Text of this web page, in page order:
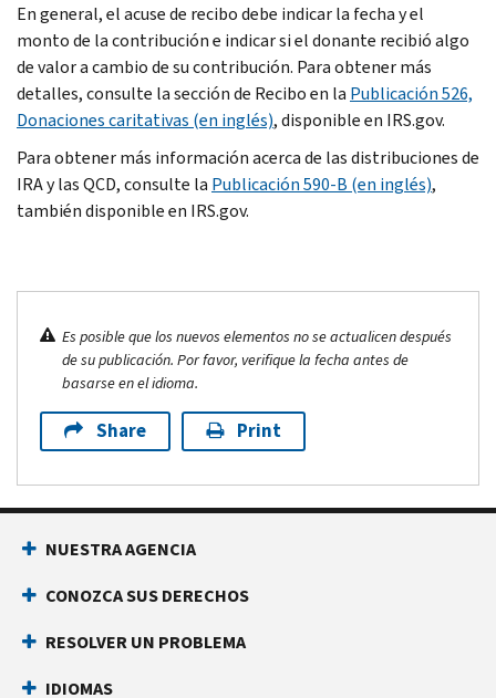
En general, el acuse de recibo debe indicar la fecha y el
monto de la contribución e indicar si el donante recibió algo
de valor a cambio de su contribución. Para obtener más
detalles, consulte la sección de Recibo en la Publicación 526,
Donaciones caritativas (en inglés), disponible en IRS.gov.
Para obtener más información acerca de las distribuciones de
IRA y las QCD, consulte la Publicación 590-B (en inglés),
también disponible en IRS.gov.
Es posible que los nuevos elementos no se actualicen después
de su publicación. Por favor, verifique la fecha antes de
basarse en el idioma.
Share Print
NUESTRA AGENCIA
CONOZCA SUS DERECHOS
RESOLVER UN PROBLEMA
IDIOMAS